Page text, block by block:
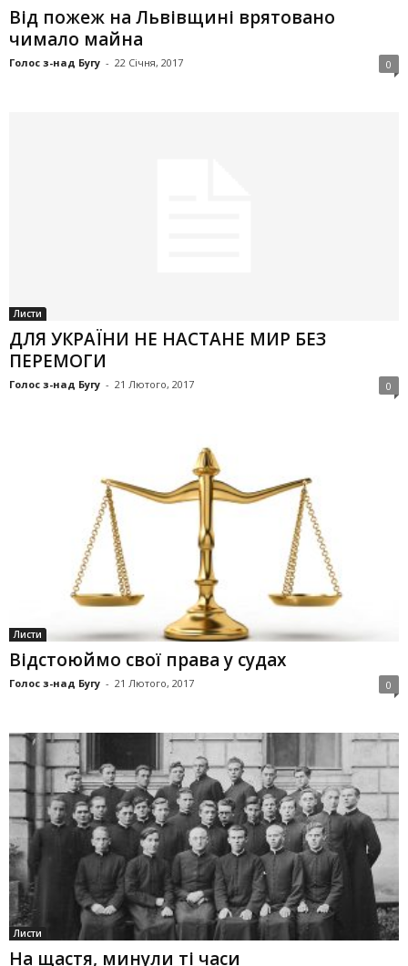
Від пожеж на Львівщині врятовано
чимало майна
Голос з-над Бугу - 22 Січня, 2017 0
Листи
ДЛЯ УКРАЇНИ НЕ НАСТАНЕ МИР БЕЗ
ПЕРЕМОГИ
Голос з-над Бугу - 21 Лютого, 2017 0
Листи
Відстоюймо свої права у судах
Голос з-над Бугу - 21 Лютого, 2017 0
Листи
На щастя, минули ті часи